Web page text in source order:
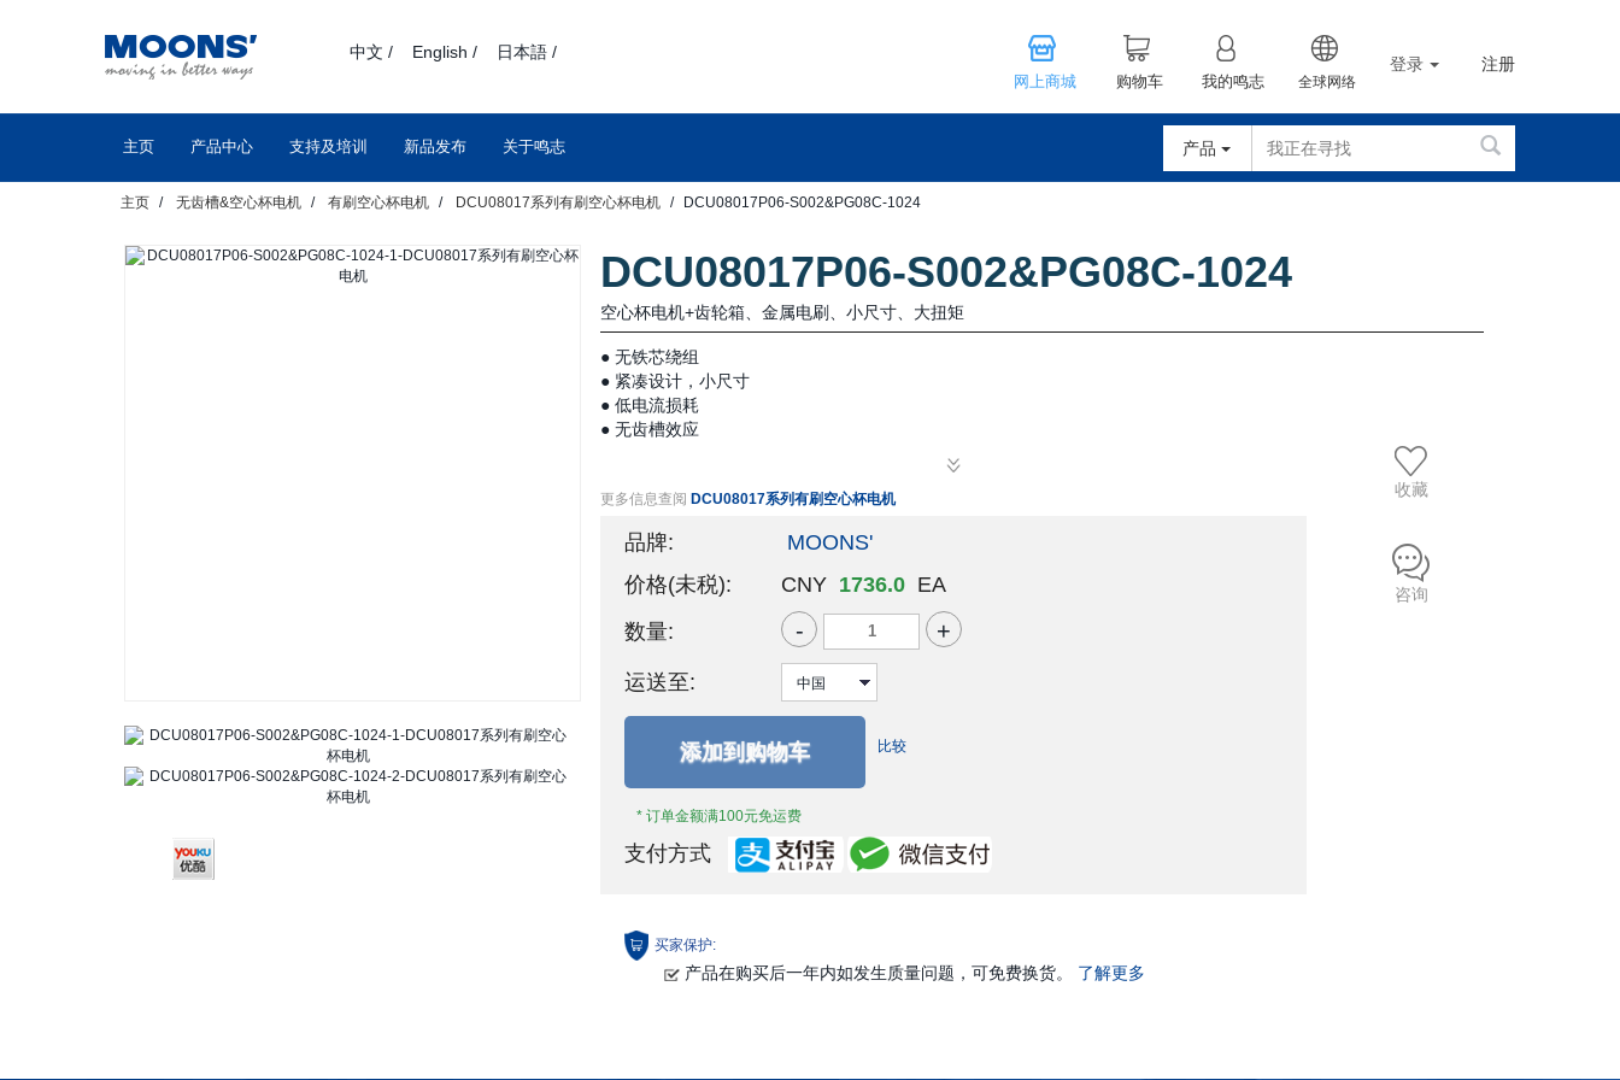
中文 / English / 日本語 /
网上商城 购物车 我的鸣志 全球网络
登录 注册
主页 产品中心 支持及培训 新品发布 关于鸣志 产品
主页 无齿槽&空心杯电机 有刷空心杯电机 DCU08017系列有刷空心杯电机 DCU08017P06-S002&PG08C-1024
DCU08017P06-S002&PG08C-1024
空心杯电机+齿轮箱、金属电刷、小尺寸、大扭矩
● 无铁芯绕组
● 紧凑设计，小尺寸
● 低电流损耗
● 无齿槽效应
更多信息查阅 DCU08017系列有刷空心杯电机
品牌:
MOONS'
价格(未税):
CNY 1736.0 EA
数量:
- +
运送至:
添加到购物车
* 订单金额满100元免运费
比较
支付方式
收藏
咨询
买家保护:
产品在购买后一年内如发生质量问题，可免费换货。 了解更多